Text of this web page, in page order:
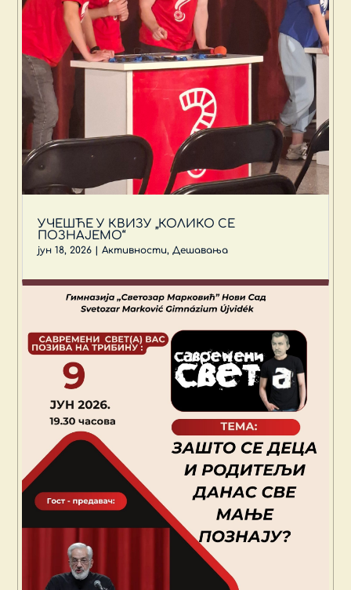
УЧЕШЋЕ У КВИЗУ „КОЛИКО СЕ
ПОЗНАЈЕМО“
јун 18, 2026 |Активности,Дешавања